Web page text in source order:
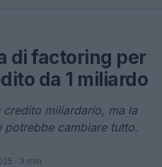
di factoring per
da 1 miliardo
credito miliardario, ma la
potrebbe cambiare tutto.
· 3 min